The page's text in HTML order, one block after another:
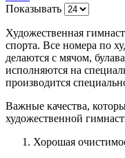
Показывать
Художественная
спорта. Все номера по
делаются с мячом,
исполняются на
производится
Важные качества,
художественной
Хорошая